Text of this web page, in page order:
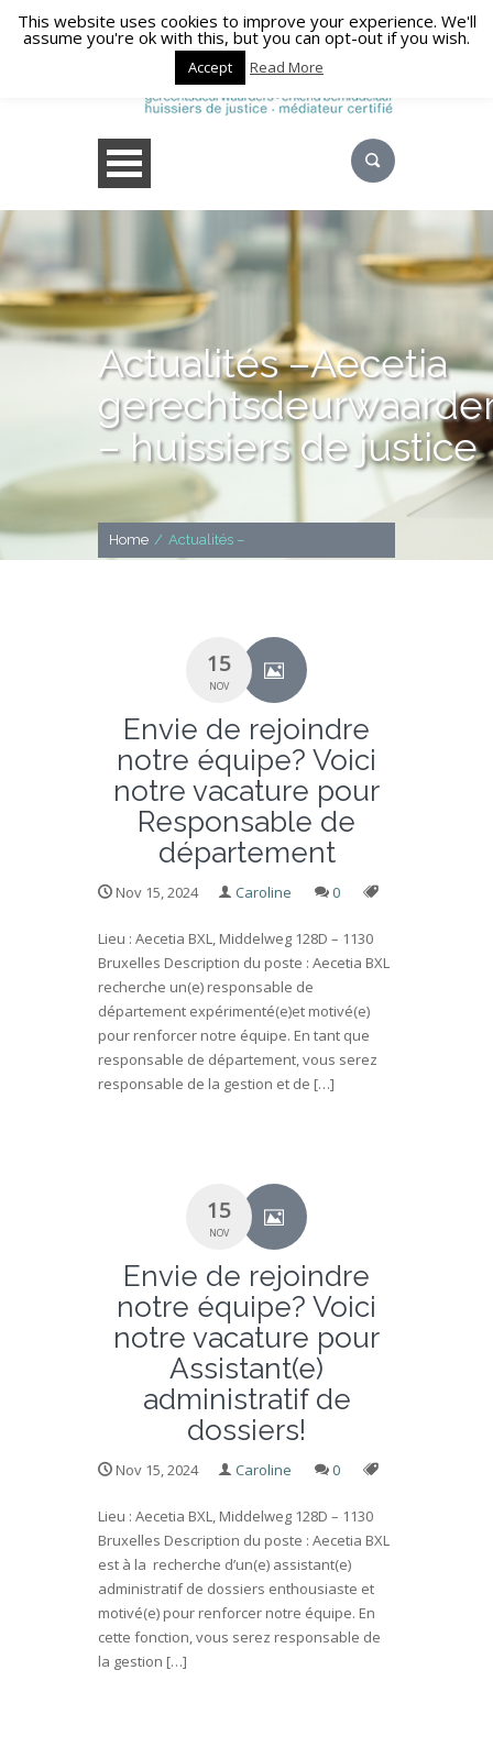
Actualités –Aecetia
– huissiers de justice
Home / Actualités –
15
NOV
Envie de rejoindre
notre équipe? Voici
notre vacature pour
Responsable de
département
Nov 15, 2024 Caroline 0
Lieu : Aecetia BXL, Middelweg 128D – 1130
Bruxelles Description du poste : Aecetia BXL
recherche un(e) responsable de
département expérimenté(e)et motivé(e)
pour renforcer notre équipe. En tant que
responsable de département, vous serez
responsable de la gestion et de […]
15
NOV
Envie de rejoindre
notre équipe? Voici
notre vacature pour
Assistant(e)
administratif de
dossiers!
Nov 15, 2024 Caroline 0
Lieu : Aecetia BXL, Middelweg 128D – 1130
Bruxelles Description du poste : Aecetia BXL
est à la recherche d’un(e) assistant(e)
administratif de dossiers enthousiaste et
motivé(e) pour renforcer notre équipe. En
cette fonction, vous serez responsable de
la gestion […]
This website uses cookies to improve your experience. We'll
assume you're ok with this, but you can opt-out if you wish.
Accept Read More